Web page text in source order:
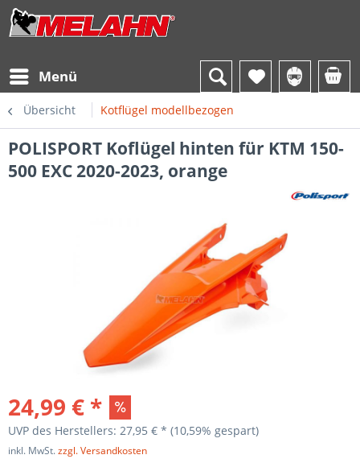
Menü
Übersicht Kotflügel modellbezogen
POLISPORT Koflügel hinten für KTM 150-
500 EXC 2020-2023, orange
24,99 € *
UVP des Herstellers: 27,95 € * (10,59% gespart)
inkl. MwSt.zzgl. Versandkosten